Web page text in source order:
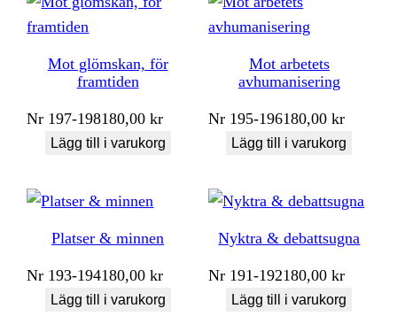
Mot glömskan, för
framtiden
Nr 197-198180,00kr
Lägg till i varukorg
Mot arbetets
avhumanisering
Nr 195-196180,00kr
Lägg till i varukorg
Platser & minnen
Nr 193-194180,00kr
Lägg till i varukorg
Nyktra & debattsugna
Nr 191-192180,00kr
Lägg till i varukorg